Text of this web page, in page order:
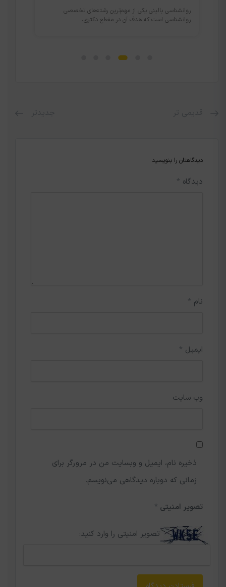
دکتری روانشناسی، یکی از مقاطع بسیار مهم در این رشته
است که امکان بررسی عمیق...
دیدگاهتان را بنویسید
دیدگاه *
نام *
ایمیل *
وب‌ سایت
ذخیره نام، ایمیل و وبسایت من در مرورگر برای
زمانی که دوباره دیدگاهی می‌نویسم.
تصویر امنیتی *
تصویر امنیتی را وارد کنید: